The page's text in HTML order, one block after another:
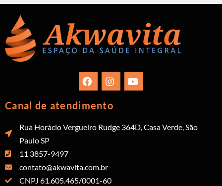
Canal de atendimento
Rua Horácio Vergueiro Rudge 364D, Casa Verde, São
Paulo SP
11 3857-9497
contato@akwavita.com.br
CNPJ 61.605.465/0001-60